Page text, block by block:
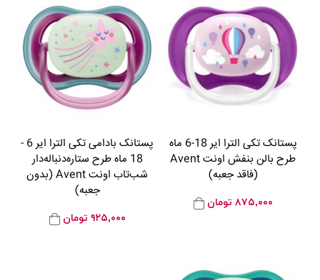
پستانک تکی الترا ایر 18-6 ماه
طرح بالن بنفش اونت Avent
(فاقد جعبه)
۸۷۵,۰۰۰ تومان
پستانک بادامی تکی الترا ایر 6 -
18 ماه طرح ستاره‌دنباله‌دار
شب‌تاب اونت Avent (بدون
جعبه)
۹۲۵,۰۰۰ تومان